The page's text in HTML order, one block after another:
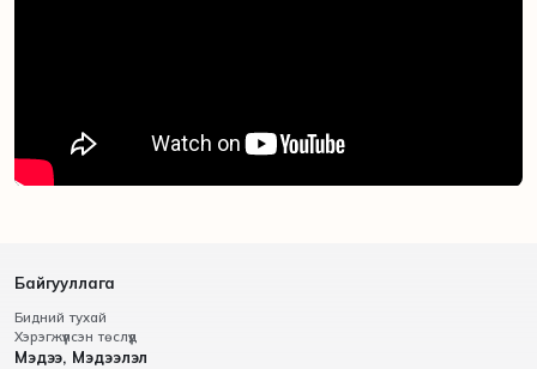
Байгууллага
Бидний тухай
Хэрэгжүүлсэн төслүүд
Мэдээ, Мэдээлэл